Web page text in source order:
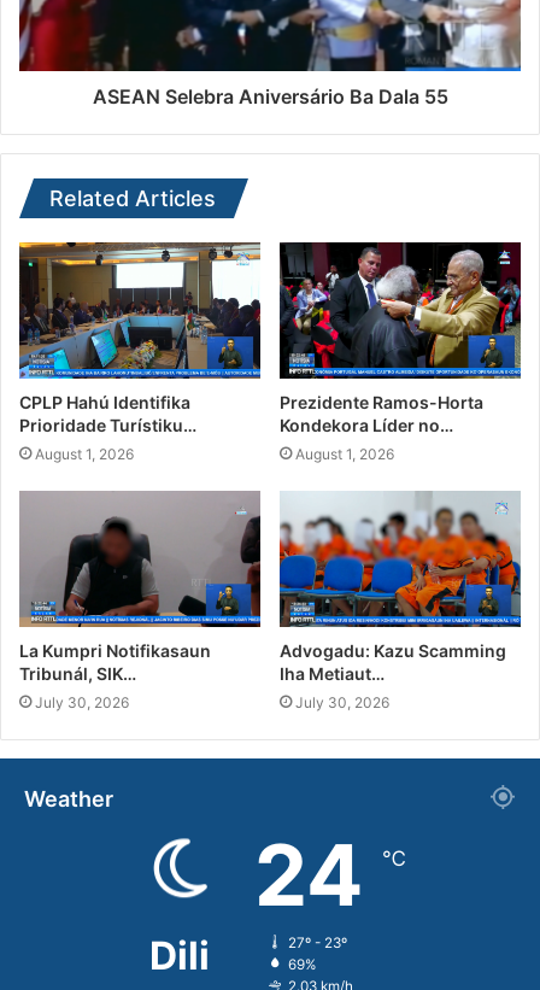
ASEAN Selebra Aniversário Ba Dala 55
Related Articles
CPLP Hahú Identifika
Prioridade Turístiku…
August 1, 2026
Prezidente Ramos-Horta
Kondekora Líder no…
August 1, 2026
La Kumpri Notifikasaun
Tribunál, SIK…
July 30, 2026
Advogadu: Kazu Scamming
Iha Metiaut…
July 30, 2026
Weather
Dili
24 ℃
27º - 23º
69%
2.03 km/h